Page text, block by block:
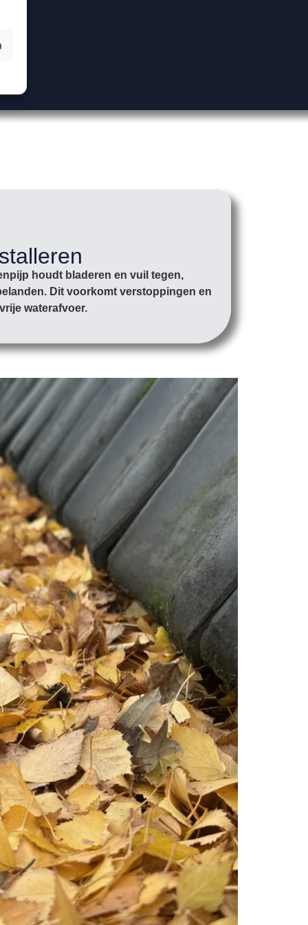
houdt bladeren en vuil tegen,
Dit voorkomt verstoppingen en
waterafvoer.